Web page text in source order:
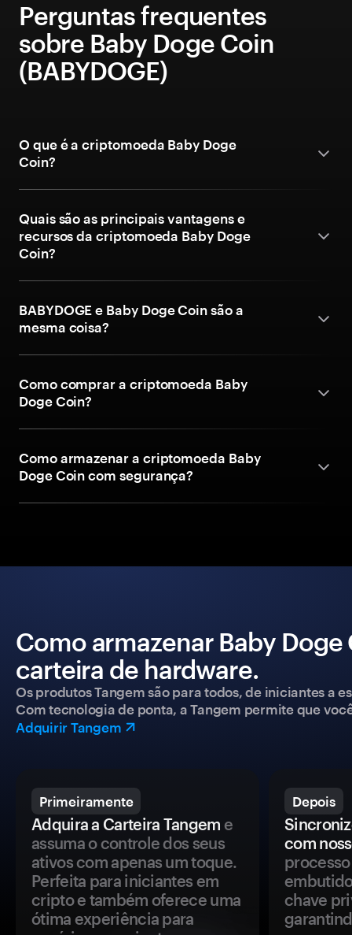
Perguntas frequentes
sobre Baby Doge Coin
(BABYDOGE)
O que é a criptomoeda Baby Doge
Coin?
Quais são as principais vantagens e
recursos da criptomoeda Baby Doge
Coin?
BABYDOGE e Baby Doge Coin são a
mesma coisa?
Como comprar a criptomoeda Baby
Doge Coin?
Como armazenar a criptomoeda Baby
Doge Coin com segurança?
Como armazenar Baby
carteira de hardware.
Os produtos Tangem são para todos, de iniciantes a
Com tecnologia de ponta, a Tangem permite que
Adquirir Tangem
Primeiramente
Adquira a Carteira Tangem e
assuma o controle dos seus
ativos com apenas um toque.
Perfeita para iniciantes em
cripto e também oferece uma
ótima experiência para
Depois
com
chave